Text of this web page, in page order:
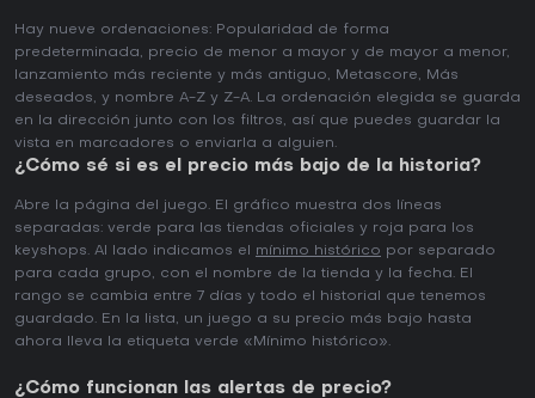
Hay nueve ordenaciones: Popularidad de forma
predeterminada, precio de menor a mayor y de mayor a menor,
lanzamiento más reciente y más antiguo, Metascore, Más
deseados, y nombre A-Z y Z-A. La ordenación elegida se guarda
en la dirección junto con los filtros, así que puedes guardar la
vista en marcadores o enviarla a alguien.
¿Cómo sé si es el precio más bajo de la historia?
Abre la página del juego. El gráfico muestra dos líneas
separadas: verde para las tiendas oficiales y roja para los
keyshops. Al lado indicamos el mínimo histórico por separado
para cada grupo, con el nombre de la tienda y la fecha. El
rango se cambia entre 7 días y todo el historial que tenemos
guardado. En la lista, un juego a su precio más bajo hasta
ahora lleva la etiqueta verde «Mínimo histórico».
¿Cómo funcionan las alertas de precio?